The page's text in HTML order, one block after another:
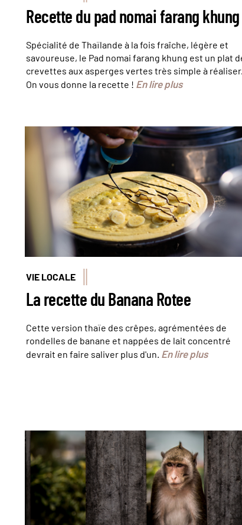
Recette du pad nomai farang khung
Spécialité de Thaïlande à la fois fraîche, légère et
savoureuse, le Pad nomai farang khung est un plat
crevettes aux asperges vertes très simple à réaliser.
On vous donne la recette ! En lire plus
Street food à Bangkok ©
spritnyuk/stock.adobe.com
VIE LOCALE
La recette du Banana Rotee
Cette version thaïe des crêpes, agrémentées de
rondelles de banane et nappées de lait concentré
devrait en faire saliver plus d'un. En lire plus
© OTT